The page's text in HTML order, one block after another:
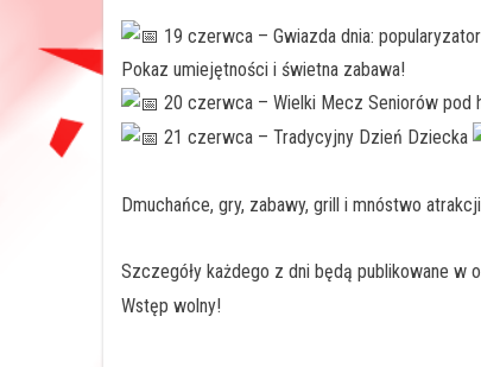
19 czerwca – Gwiazda dnia:
Pokaz umiejętności i świetna zabawa!
20 czerwca – Wielki Mecz Seniorów pod
21 czerwca – Tradycyjny Dzień Dziecka
Dmuchańce, gry, zabawy, grill i mnóstwo
Szczegóły każdego z dni będą publikowane w
Wstęp wolny!